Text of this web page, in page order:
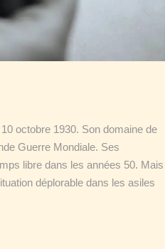
octobre 1930. Son domaine de
Guerre Mondiale. Ses
libre dans les années 50. Mais
déplorable dans les asiles